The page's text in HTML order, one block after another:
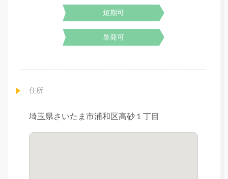
短期可
単発可
住所
埼玉県さいたま市浦和区高砂１丁目